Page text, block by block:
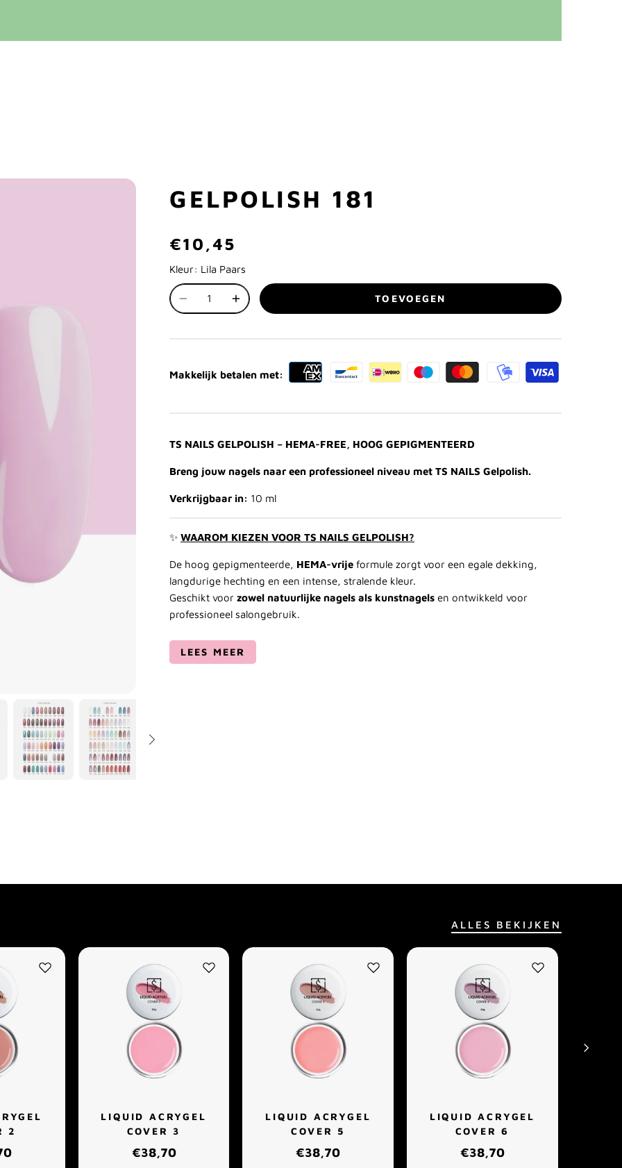
GELPOLISH 181
€10,45
Kleur: Lila Paars
TOEVOEGEN
Makkelijk betalen met:
TS NAILS GELPOLISH – HEMA-FREE, HOOG GEPIGMENTEERD
Breng jouw nagels naar een professioneel niveau met TS NAILS Gelpolish.
Verkrijgbaar in: 10 ml
✨ WAAROM KIEZEN VOOR TS NAILS GELPOLISH?
De hoog gepigmenteerde, HEMA-vrije formule zorgt voor een egale dekking,
langdurige hechting en een intense, stralende kleur.
Geschikt voor zowel natuurlijke nagels als kunstnagels en ontwikkeld voor
professioneel salongebruik.
LEES MEER
ALLES BEKIJKEN
2
LIQUID ACRYGEL
COVER 3
€38,70
LIQUID ACRYGEL
COVER 5
€38,70
LIQUID ACRYGEL
COVER 6
€38,70